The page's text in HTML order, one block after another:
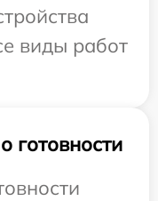
виды работ
готовности